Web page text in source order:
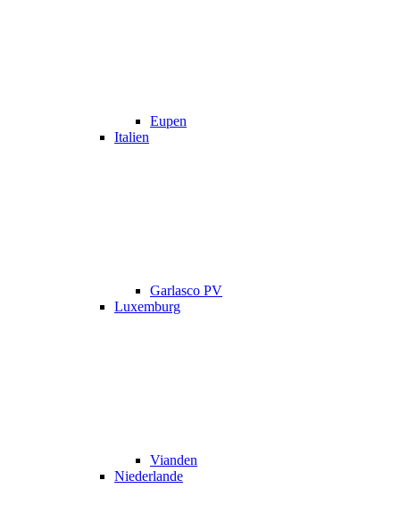
Eupen
Italien
Garlasco PV
Luxemburg
Vianden
Niederlande